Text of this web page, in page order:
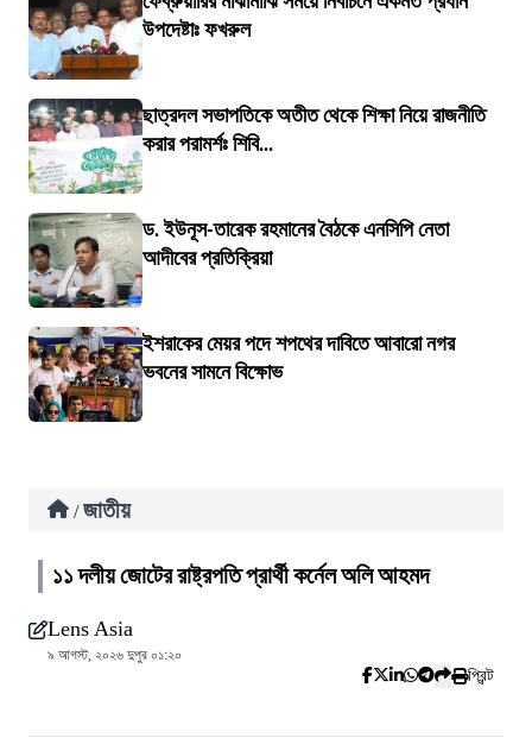
উপদেষ্টাঃ ফখরুল
ছাত্রদল সভাপতিকে অতীত থেকে শিক্ষা নিয়ে রাজনীতি
করার পরামর্শঃ শিবি...
ড. ইউনূস-তারেক রহমানের বৈঠকে এনসিপি নেতা
আদীবের প্রতিক্রিয়া
ইশরাকের মেয়র পদে শপথের দাবিতে আবারো নগর
ভবনের সামনে বিক্ষোভ
/ জাতীয়
১১ দলীয় জোটের রাষ্ট্রপতি প্রার্থী কর্নেল অলি আহমদ
Lens Asia
৯ আগস্ট, ২০২৬ দুপুর ০১:২০
প্রিন্ট